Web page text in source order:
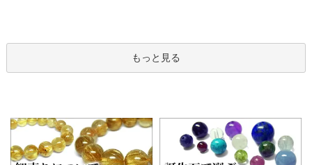
もっと見る